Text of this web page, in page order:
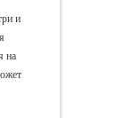
и
на